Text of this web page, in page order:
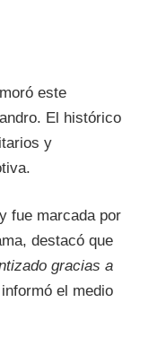
este
El histórico
y
fue marcada por
destacó que
gracias a
el medio